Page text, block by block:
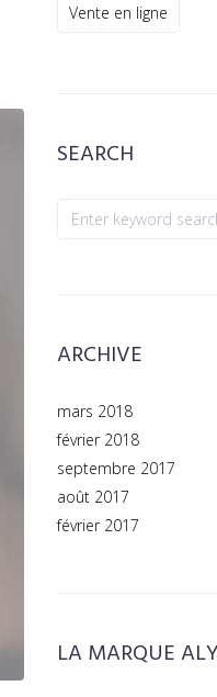
Vente en ligne
SEARCH
ARCHIVE
mars 2018
février 2018
septembre 2017
août 2017
février 2017
LA MARQUE